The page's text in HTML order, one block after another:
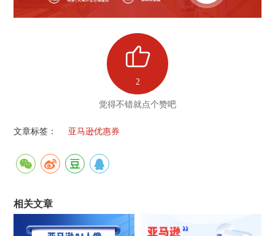
2
觉得不错就点个赞吧
文章标签： 亚马逊优惠券
相关文章